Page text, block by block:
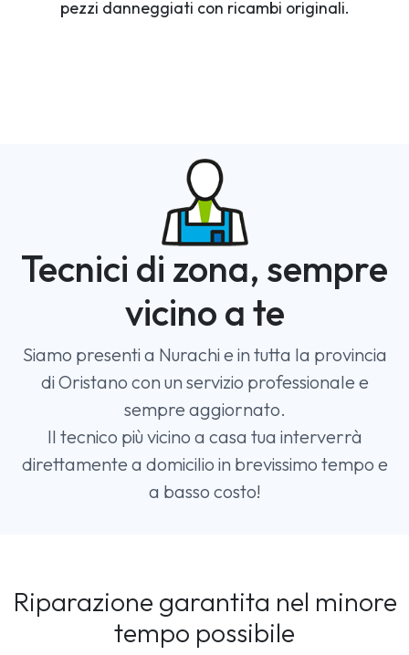
pezzi danneggiati con ricambi originali.
Tecnici di zona, sempre
vicino a te
Siamo presenti a Nurachi e in tutta la provincia
di Oristano con un servizio professionale e
sempre aggiornato.
Il tecnico più vicino a casa tua interverrà
direttamente a domicilio in brevissimo tempo e
a basso costo!
Riparazione garantita nel minore
tempo possibile